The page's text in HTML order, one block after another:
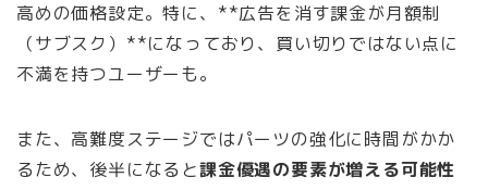
高めの価格設定。特に、**広告を消す課金が月額制
（サブスク）**になっており、買い切りではない点に
不満を持つユーザーも。
また、高難度ステージではパーツの強化に時間がかか
るため、後半になると課金優遇の要素が増える可能性